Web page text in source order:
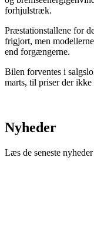
forhjulstræk.
Præstationstallene for
frigjort, men
end forgængerne.
Bilen forventes i
marts, til priser der
Nyheder
Læs de seneste